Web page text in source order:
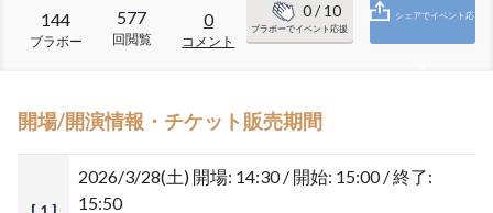
144
ブラボー
577
回閲覧
0
コメント
0/ 10
ブラボーでイベント応援
シェアでイベント応
開場/開演情報・チケット販売期間
2026/3/28(土) 開場: 14:30 / 開始: 15:00 / 終了:
15:50